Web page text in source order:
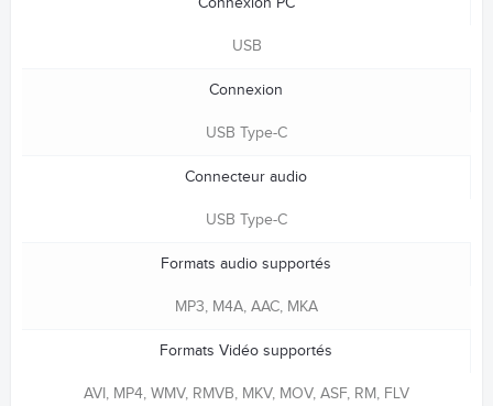
USB
Connexion
USB Type-C
Connecteur audio
USB Type-C
Formats audio supportés
MP3, M4A, AAC, MKA
Formats Vidéo supportés
AVI, MP4, WMV, RMVB, MKV, MOV, ASF, RM, FLV